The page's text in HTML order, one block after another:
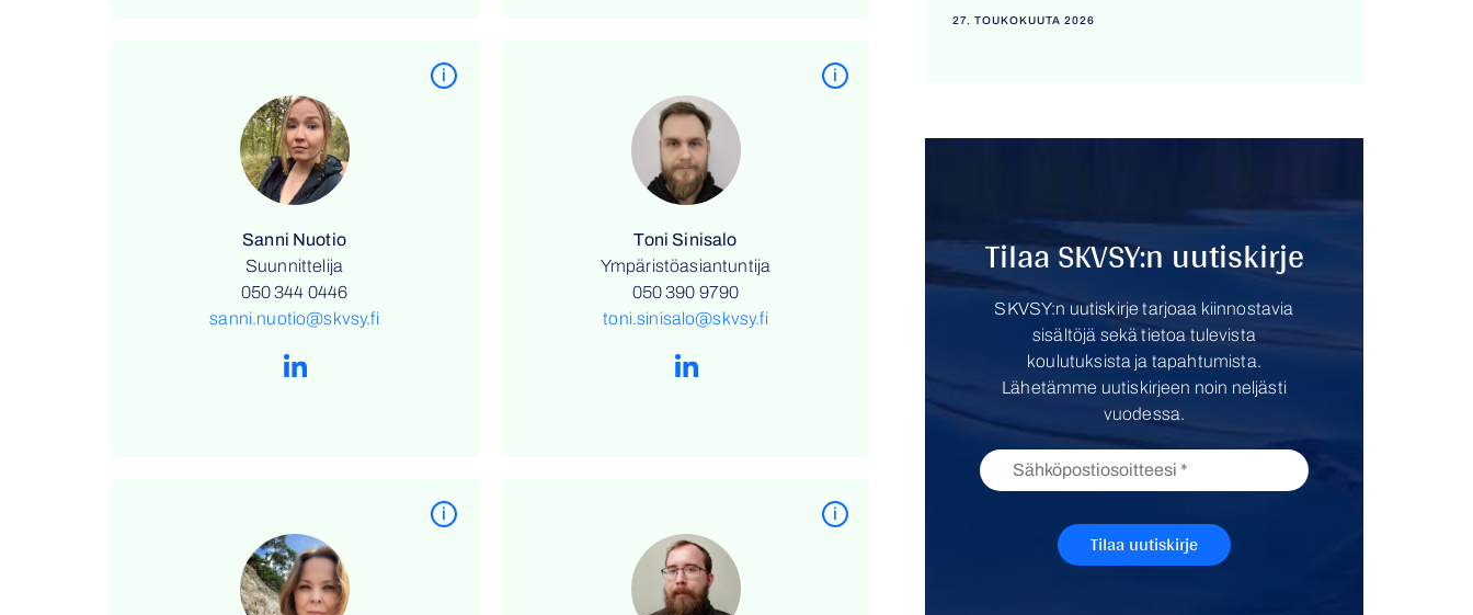
i
Sanni Nuotio
Suunnittelija
050 344 0446
sanni.nuotio@skvsy.fi
i
Toni Sinisalo
Ympäristöasiantuntija
050 390 9790
toni.sinisalo@skvsy.fi
i i
27. TOUKOKUUTA 2026
Tilaa SKVSY:n uutiskirje
SKVSY:n uutiskirje tarjoaa kiinnostavia
sisältöjä sekä tietoa tulevista
koulutuksista ja tapahtumista.
Lähetämme uutiskirjeen noin neljästi
vuodessa.